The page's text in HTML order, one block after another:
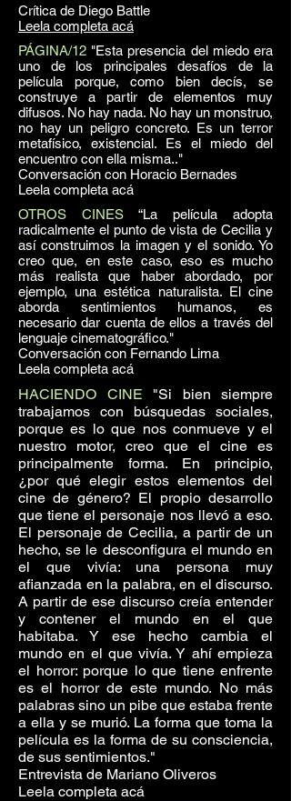
Crítica de Diego Battle
Leela completa acá
PÁGINA/12 "Esta presencia del miedo era
uno de los principales desafíos de la
película porque, como bien decís, se
construye a partir de elementos muy
difusos. No hay nada. No hay un monstruo,
no hay un peligro concreto. Es un terror
metafísico, existencial. Es el miedo del
encuentro con ella misma.."
Conversación con Horacio Bernades
Leela completa acá
OTROS CINES
“La película adopta
radicalmente el punto de vista de Cecilia y
así construimos la imagen y el sonido. Yo
creo que, en este caso, eso es mucho
más realista que haber abordado, por
ejemplo, una estética naturalista. El cine
aborda sentimientos humanos, es
necesario dar cuenta de ellos a través del
lenguaje cinematográfico."
Conversación con Fernando Lima
Leela completa acá
HACIENDO CINE "Si bien siempre
trabajamos con búsquedas sociales,
porque es lo que nos conmueve y el
nuestro motor, creo que el cine es
principalmente forma. En principio,
¿por qué elegir estos elementos del
cine de género? El propio desarrollo
que tiene el personaje nos llevó a eso.
El personaje de Cecilia, a partir de un
hecho, se le desconfigura el mundo en
el que vivía: una persona muy
afianzada en la palabra, en el discurso.
A partir de ese discurso creía entender
y contener el mundo en el que
habitaba. Y ese hecho cambia el
mundo en el que vivía. Y ahí empieza
el horror: porque lo que tiene enfrente
es el horror de este mundo. No más
palabras sino un pibe que estaba frente
a ella y se murió. La forma que toma la
película es la forma de su consciencia,
de sus sentimientos."
Entrevista de Mariano Oliveros
Leela completa acá